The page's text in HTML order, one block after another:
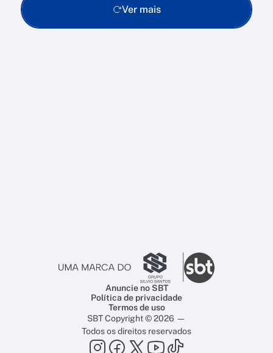
Ver mais
Anuncie no SBT
Política de privacidade
Termos de uso
SBT Copyright © 2026 —
Todos os direitos reservados